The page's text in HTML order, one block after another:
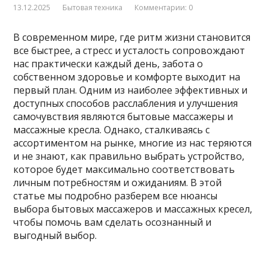
13.12.2025 Бытовая техника Комментарии: 0
В современном мире, где ритм жизни становится
все быстрее, а стресс и усталость сопровождают
нас практически каждый день, забота о
собственном здоровье и комфорте выходит на
первый план. Одним из наиболее эффективных и
доступных способов расслабления и улучшения
самочувствия являются бытовые массажеры и
массажные кресла. Однако, сталкиваясь с
ассортиментом на рынке, многие из нас теряются
и не знают, как правильно выбрать устройство,
которое будет максимально соответствовать
личным потребностям и ожиданиям. В этой
статье мы подробно разберем все нюансы
выбора бытовых массажеров и массажных кресел,
чтобы помочь вам сделать осознанный и
выгодный выбор.